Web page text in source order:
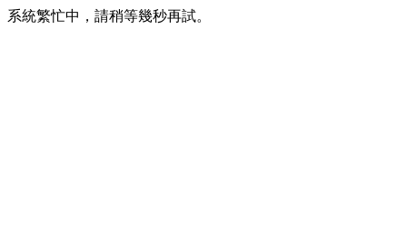
系統繁忙中，請稍等幾秒再試。